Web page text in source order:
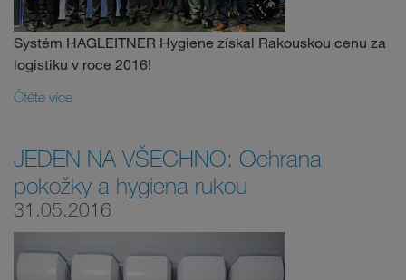
Systém HAGLEITNER Hygiene získal Rakouskou cenu za
logistiku v roce 2016!
Čtěte více
JEDEN NA VŠECHNO: Ochrana
pokožky a hygiena rukou
31.05.2016